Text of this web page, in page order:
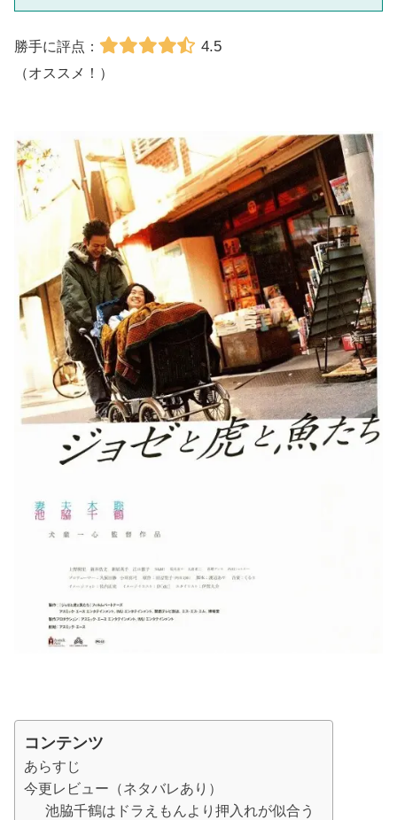
勝手に評点： 4.5
（オススメ！）
コンテンツ
あらすじ
今更レビュー（ネタバレあり）
池脇千鶴はドラえもんより押入れが似合う